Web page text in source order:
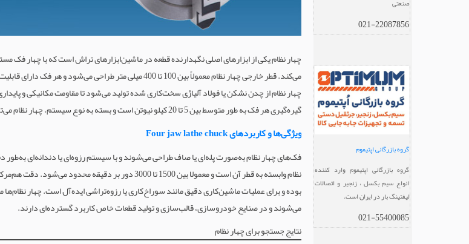
چهار نظام یکی از ابزارهای اصلی نگهدارنده قطعه در ماشین‌ابزارهای تراش است که با چهار فک
چهار نظام از چدن نشکن یا فولاد آلیاژی سخت‌کاری شده تولید می‌شود تا مقاومت مکانیکی و
گیره‌گیری هر فک به طور متوسط بین 5 تا 20 کیلو نیوتن است و بسته به نوع سیستم، چهار نظام می‌تواند دستی یا هیدرولیکی باشد.
ویژگی‌ها و کاربردهای Four jaw lathe chuck
فک‌های چهار نظام به‌صورت پله‌ای یا صاف طراحی می‌شوند و با سیستم رزوه‌ای یا دندانه‌ای
می‌شوند و در صنایع خودروسازی، قالب‌سازی و تولید قطعات خاص کاربرد گسترده‌ای دارند.
نتایج جستجو برای چهار نظام
صنعتی
021-22087856
گروه بازرگانی اپتیموم
گروه بازرگانی اپتیموم وارد کننده
انواع سیم بکسل ، زنجیر و اتصالات
لیفتینگ بار در ایران است.
021-55400085